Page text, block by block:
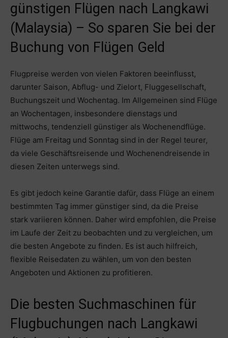
günstigen Flügen nach Langkawi
(Malaysia) – So sparen Sie bei der
Buchung von Flügen Geld
Flugpreise werden von vielen Faktoren beeinflusst,
darunter Saison, Abflug- und Zielort, Fluggesellschaft,
Buchungszeit und Wochentag. Im Allgemeinen sind Flüge
an Wochentagen, insbesondere dienstags und
mittwochs, tendenziell günstiger als Wochenendflüge.
Flüge am Freitag und Sonntag sind in der Regel teurer,
da viele Geschäftsreisende und Wochenendreisende in
diesen Zeiten unterwegs sind.
Es gibt jedoch keine Garantie dafür, dass Flüge an einem
bestimmten Tag immer günstiger sind, da die Preise
stark variieren können. Daher wird empfohlen, die Preise
im Laufe der Zeit zu beobachten und zu vergleichen, um
die besten Angebote zu finden. Es ist auch hilfreich,
flexible Reisedaten zu wählen, um von den besten
Angeboten und Aktionen zu profitieren.
Die besten Suchmaschinen für
Flugbuchungen nach Langkawi